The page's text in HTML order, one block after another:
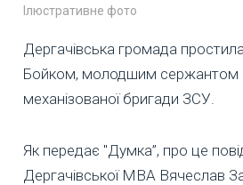
Ілюстративне фото
Дергачівська громада
Бойком, молодшим сержантом
механізованої бригади ЗСУ.
Як передає "Думка”, про це
Дергачівської МВА Вячеслав